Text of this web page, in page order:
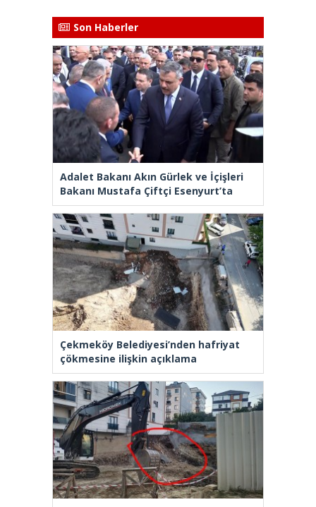
Son Haberler
Adalet Bakanı Akın Gürlek ve İçişleri
Bakanı Mustafa Çiftçi Esenyurt’ta
Çekmeköy Belediyesi’nden hafriyat
çökmesine ilişkin açıklama